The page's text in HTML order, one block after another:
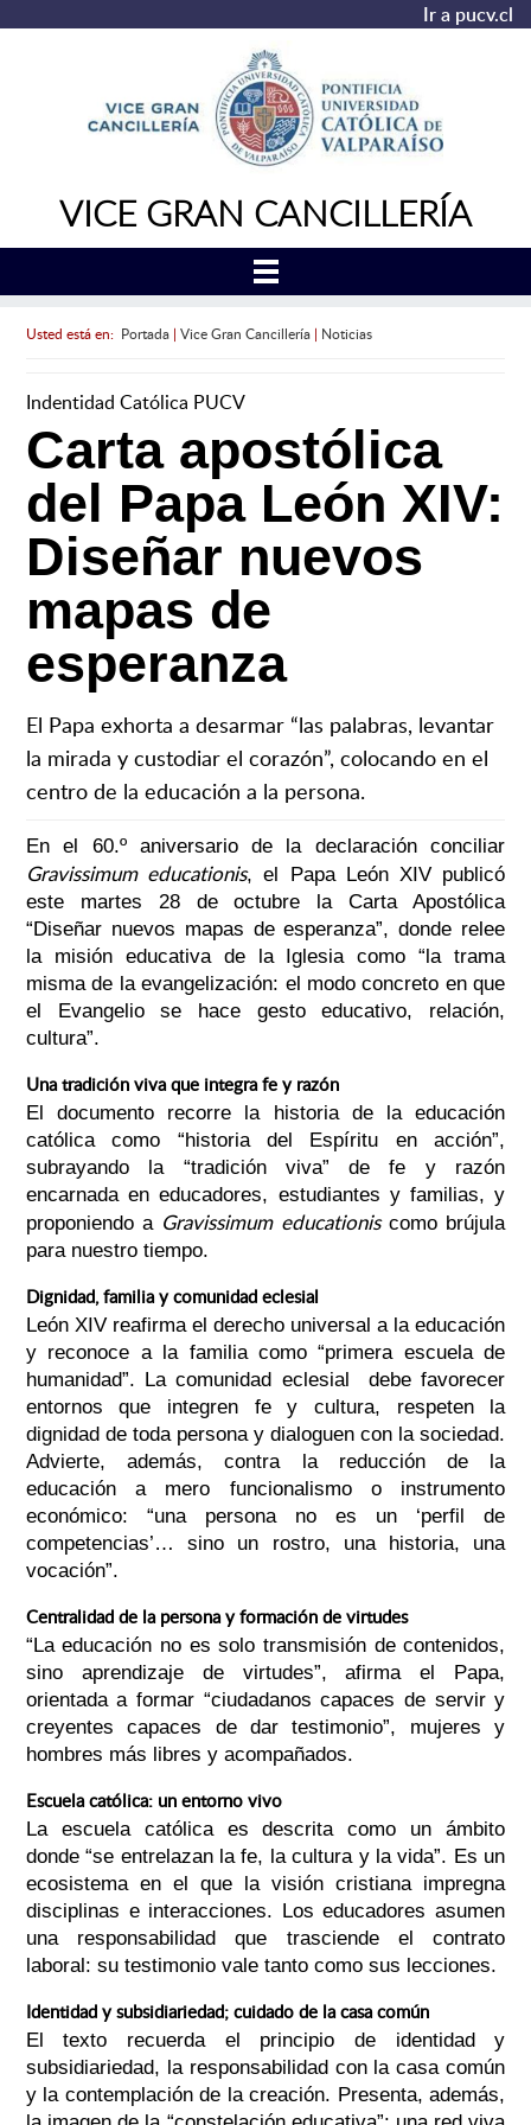
Ir a pucv.cl
VICE GRAN CANCILLERÍA
Usted está en: Portada| Vice Gran Cancillería| Noticias
Indentidad Católica PUCV
Carta apostólica
del Papa León XIV:
Diseñar nuevos
mapas de
esperanza
El Papa exhorta a desarmar “las palabras, levantar
la mirada y custodiar el corazón”, colocando en el
centro de la educación a la persona.
En el 60.º aniversario de la declaración conciliar
Gravissimum educationis, el Papa León XIV publicó
este martes 28 de octubre la Carta Apostólica
“Diseñar nuevos mapas de esperanza”, donde relee
la misión educativa de la Iglesia como “la trama
misma de la evangelización: el modo concreto en que
el Evangelio se hace gesto educativo, relación,
cultura”.
Una tradición viva que integra fe y razón
El documento recorre la historia de la educación
católica como “historia del Espíritu en acción”,
subrayando la “tradición viva” de fe y razón
encarnada en educadores, estudiantes y familias, y
proponiendo a Gravissimum educationiscomo brújula
para nuestro tiempo.
Dignidad, familia y comunidad eclesial
León XIV reafirma el derecho universal a la educación
y reconoce a la familia como “primera escuela de
humanidad”. La comunidad eclesial debe favorecer
entornos que integren fe y cultura, respeten la
dignidad de toda persona y dialoguen con la sociedad.
Advierte, además, contra la reducción de la
educación a mero funcionalismo o instrumento
económico: “una persona no es un ‘perfil de
competencias’… sino un rostro, una historia, una
vocación”.
Centralidad de la persona y formación de virtudes
“La educación no es solo transmisión de contenidos,
sino aprendizaje de virtudes”, afirma el Papa,
orientada a formar “ciudadanos capaces de servir y
creyentes capaces de dar testimonio”, mujeres y
hombres más libres y acompañados.
Escuela católica: un entorno vivo
La escuela católica es descrita como un ámbito
donde “se entrelazan la fe, la cultura y la vida”. Es un
ecosistema en el que la visión cristiana impregna
disciplinas e interacciones. Los educadores asumen
una responsabilidad que trasciende el contrato
laboral: su testimonio vale tanto como sus lecciones.
Identidad y subsidiariedad; cuidado de la casa común
El texto recuerda el principio de identidad y
subsidiariedad, la responsabilidad con la casa común
y la contemplación de la creación. Presenta, además,